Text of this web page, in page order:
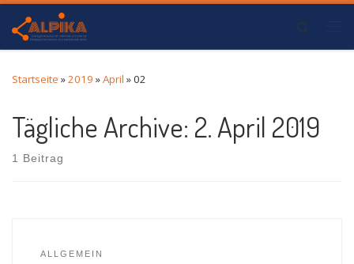
Zum Inhalt springen
Search
Startseite »2019 »April »02
Tägliche Archive: 2. April 2019
1 Beitrag
ALLGEMEIN